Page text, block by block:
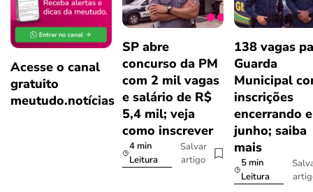
Acesse o canal
gratuito
meutudo.notícias
SP abre
concurso da PM
com 2 mil vagas
e salário de R$
5,4 mil; veja
como inscrever
4 min
Leitura
Salvar
artigo
138 vagas
Guarda
Municipal
inscrições
encerrando
junho; saiba
mais
5 min
Leitura